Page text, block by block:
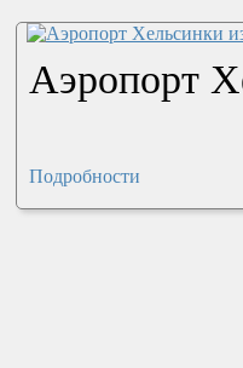
Аэропорт
Подробности